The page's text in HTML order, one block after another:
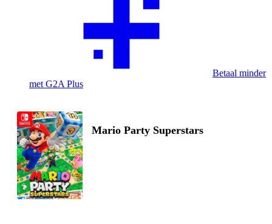
Betaal minder
met G2A Plus
Mario Party Superstars